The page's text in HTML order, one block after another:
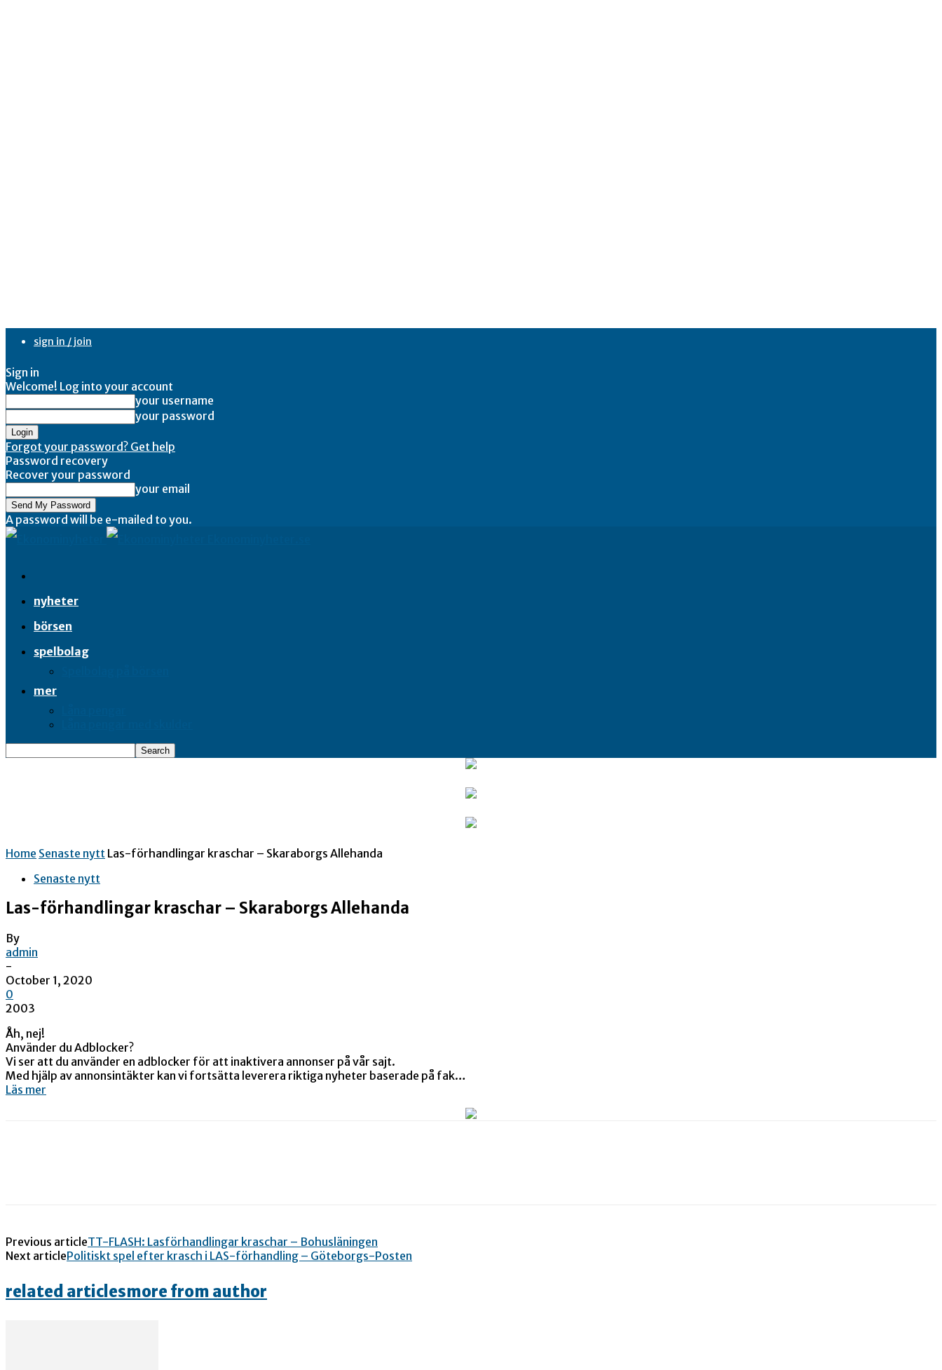
sign in / join
Sign in
Welcome! Log into your account
your username
your password
Forgot your password? Get help
Password recovery
Recover your password
your email
A password will be e-mailed to you.
nyheter
börsen
spelbolag
mer
Home Senaste nytt Las-förhandlingar kraschar – Skaraborgs Allehanda
Senaste nytt
Las-förhandlingar kraschar – Skaraborgs Allehanda
By
admin
-
October 1, 2020
0
2003
Åh, nej!
Använder du Adblocker?
Vi ser att du använder en adblocker för att inaktivera annonser på vår sajt.
Med hjälp av annonsintäkter kan vi fortsätta leverera riktiga nyheter baserade på fak…
Läs mer
Previous articleTT-FLASH: Lasförhandlingar kraschar – Bohusläningen
Next articlePolitiskt spel efter krasch i LAS-förhandling – Göteborgs-Posten
related articlesmore from author